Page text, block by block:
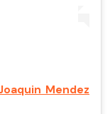
Mendez